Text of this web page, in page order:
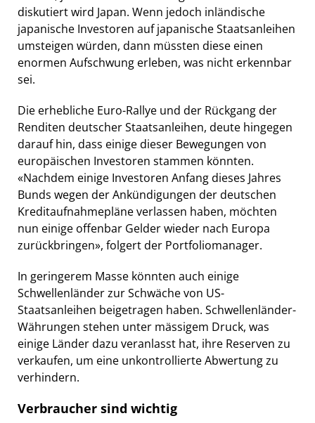
diskutiert wird Japan. Wenn jedoch inländische
japanische Investoren auf japanische Staatsanleihen
umsteigen würden, dann müssten diese einen
enormen Aufschwung erleben, was nicht erkennbar
sei.
Die erhebliche Euro-Rallye und der Rückgang der
Renditen deutscher Staatsanleihen, deute hingegen
darauf hin, dass einige dieser Bewegungen von
europäischen Investoren stammen könnten.
«Nachdem einige Investoren Anfang dieses Jahres
Bunds wegen der Ankündigungen der deutschen
Kreditaufnahmepläne verlassen haben, möchten
nun einige offenbar Gelder wieder nach Europa
zurückbringen», folgert der Portfoliomanager.
In geringerem Masse könnten auch einige
Schwellenländer zur Schwäche von US-
Staatsanleihen beigetragen haben. Schwellenländer-
Währungen stehen unter mässigem Druck, was
einige Länder dazu veranlasst hat, ihre Reserven zu
verkaufen, um eine unkontrollierte Abwertung zu
verhindern.
Verbraucher sind wichtig